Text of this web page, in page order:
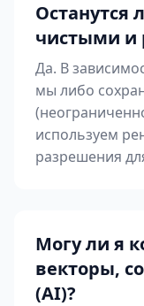
Останутся
чистыми и
Да. В
мы либо
используем
разрешения
Могу ли я
векторы,
(AI)?